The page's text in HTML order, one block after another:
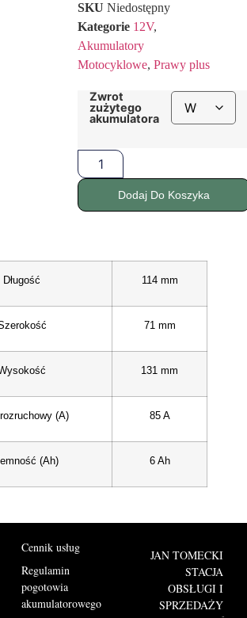
SKU Niedostępny
Kategorie 12V,
Akumulatory
Motocyklowe, Prawy plus
Zwrot
zużytego
akumulatora
Dodaj Do Koszyka
Długość 114 mm
71 mm
131 mm
(A) 85 A
(Ah) 6 Ah
Cennik usług
Regulamin
pogotowia
akumulatorowego
JAN TOMECKI
STACJA
OBSŁUGI I
SPRZEDAŻY